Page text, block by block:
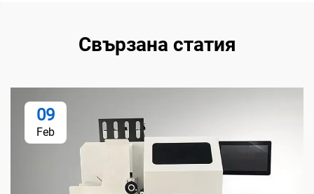
Свързана статия
09
Feb